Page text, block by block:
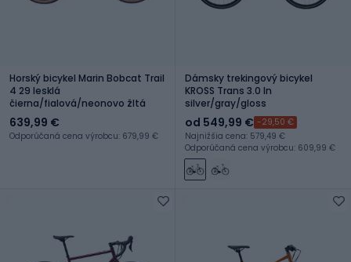
Horský bicykel Marin Bobcat Trail
4 29 lesklá
čierna/fialová/neonovo žltá
639,99 €
Odporúčaná cena výrobcu: 679,99 €
Dámsky trekingový bicykel
KROSS Trans 3.0 In
silver/gray/gloss
od 549,99 € -29,50 €
Najnižšia cena: 579,49 €
Odporúčaná cena výrobcu: 609,99 €